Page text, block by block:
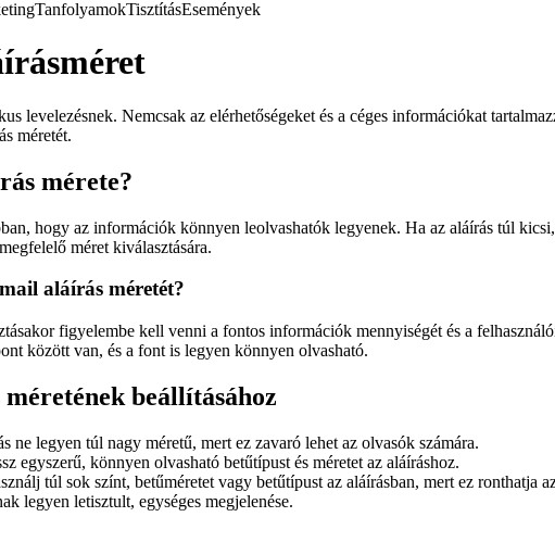
TanfolyamokTisztításEsemények
levelezésnek. Nemcsak az elérhetőségeket és a céges információkat
méretét.
mérete?
hogy az információk könnyen leolvashatók legyenek. Ha az aláírás túl
méret kiválasztására.
aláírás méretét?
figyelembe kell venni a fontos információk mennyiségét és a
között van, és a font is legyen könnyen olvasható.
beállításához
ne legyen túl nagy méretű, mert ez zavaró lehet az olvasók számára.
egyszerű, könnyen olvasható betűtípust és méretet az aláíráshoz.
túl sok színt, betűméretet vagy betűtípust az aláírásban, mert ez ronthatja
legyen letisztult, egységes megjelenése.